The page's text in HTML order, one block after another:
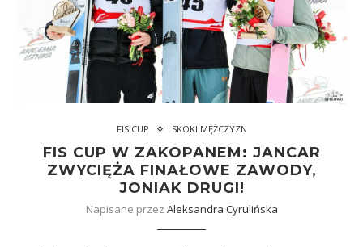
FIS CUP SKOKI MĘŻCZYZN
FIS CUP W ZAKOPANEM: JANCAR
ZWYCIĘŻA FINAŁOWE ZAWODY,
JONIAK DRUGI!
Napisane przez Aleksandra Cyrulińska